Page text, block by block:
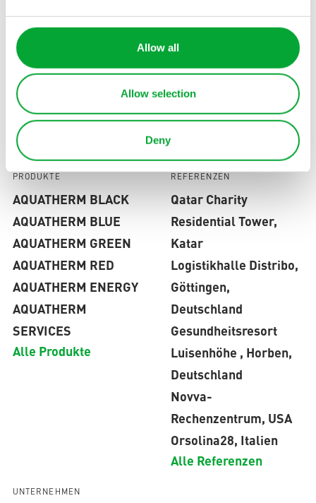
Allow all
Allow selection
Deny
Planungshilfen
Schulungen
Kontakt
Alle Services
Blog
Häufig
gestellte
Fragen
PRODUKTE
AQUATHERM BLACK
AQUATHERM BLUE
AQUATHERM GREEN
AQUATHERM RED
AQUATHERM ENERGY
AQUATHERM
SERVICES
Alle Produkte
REFERENZEN
Qatar Charity
Residential Tower,
Katar
Logistikhalle Distribo,
Göttingen,
Deutschland
Gesundheitsresort
Luisenhöhe , Horben,
Deutschland
Novva-
Rechenzentrum, USA
Orsolina28, Italien
Alle Referenzen
UNTERNEHMEN